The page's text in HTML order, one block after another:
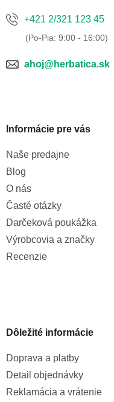
+421 2/321 123 45
ahoj@herbatica.sk
Informácie pre vás
Naše predajne
Blog
O nás
Časté otázky
Darčeková poukážka
Výrobcovia a značky
Recenzie
Dôležité informácie
Doprava a platby
Detail objednávky
Reklamácia a vrátenie